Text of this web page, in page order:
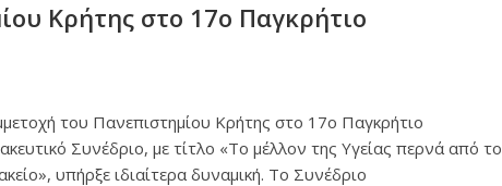
Κρήτης στο 17ο Παγκρήτιο
του Πανεπιστημίου Κρήτης στο 17ο Παγκρήτιο
Συνέδριο, με τίτλο «Το μέλλον της Υγείας περνά από το
υπήρξε ιδιαίτερα δυναμική. Το Συνέδριο